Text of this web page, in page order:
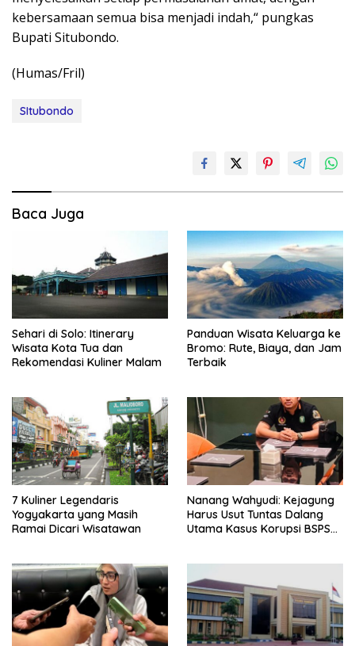
kebersamaan semua bisa menjadi indah,“ pungkas
Bupati Situbondo.
(Humas/Fril)
SItubondo
Baca Juga
Sehari di Solo: Itinerary
Wisata Kota Tua dan
Rekomendasi Kuliner Malam
Panduan Wisata Keluarga ke
Bromo: Rute, Biaya, dan Jam
Terbaik
7 Kuliner Legendaris
Yogyakarta yang Masih
Ramai Dicari Wisatawan
Nanang Wahyudi: Kejagung
Harus Usut Tuntas Dalang
Utama Kasus Korupsi BSPS